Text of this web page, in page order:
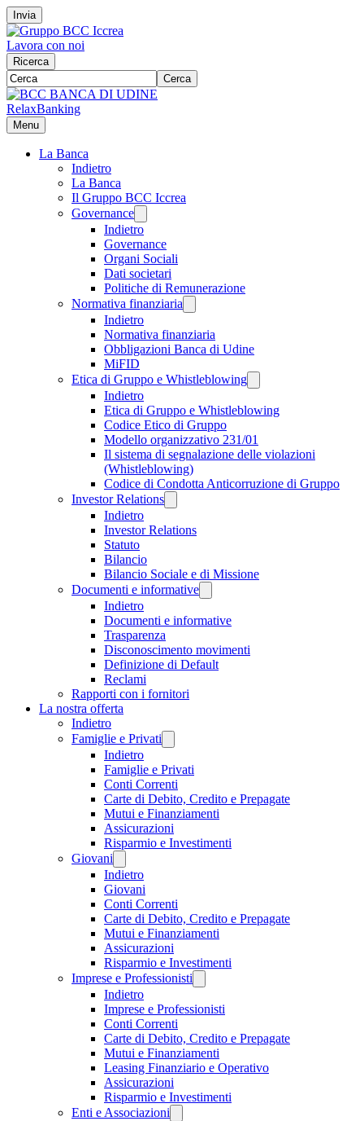
Invia
Lavora con noi
Ricerca
Cerca
RelaxBanking
Menu
La Banca
Indietro
La Banca
Il Gruppo BCC Iccrea
Governance
Indietro
Governance
Organi Sociali
Dati societari
Politiche di Remunerazione
Normativa finanziaria
Indietro
Normativa finanziaria
Obbligazioni Banca di Udine
MiFID
Etica di Gruppo e Whistleblowing
Indietro
Etica di Gruppo e Whistleblowing
Codice Etico di Gruppo
Modello organizzativo 231/01
Il sistema di segnalazione delle violazioni
(Whistleblowing)
Codice di Condotta Anticorruzione di Gruppo
Investor Relations
Indietro
Investor Relations
Statuto
Bilancio
Bilancio Sociale e di Missione
Documenti e informative
Indietro
Documenti e informative
Trasparenza
Disconoscimento movimenti
Definizione di Default
Reclami
Rapporti con i fornitori
La nostra offerta
Indietro
Famiglie e Privati
Indietro
Famiglie e Privati
Conti Correnti
Carte di Debito, Credito e Prepagate
Mutui e Finanziamenti
Assicurazioni
Risparmio e Investimenti
Giovani
Indietro
Giovani
Conti Correnti
Carte di Debito, Credito e Prepagate
Mutui e Finanziamenti
Assicurazioni
Risparmio e Investimenti
Imprese e Professionisti
Indietro
Imprese e Professionisti
Conti Correnti
Carte di Debito, Credito e Prepagate
Mutui e Finanziamenti
Leasing Finanziario e Operativo
Assicurazioni
Risparmio e Investimenti
Enti e Associazioni